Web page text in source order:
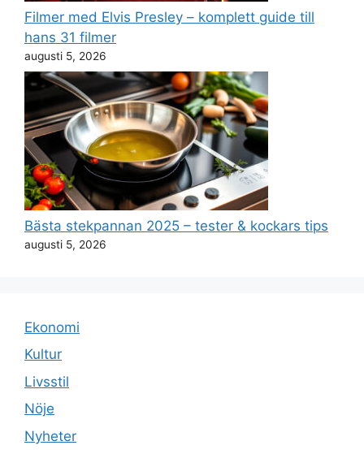
Filmer med Elvis Presley – komplett guide till
hans 31 filmer
augusti 5, 2026
Bästa stekpannan 2025 – tester & kockars tips
augusti 5, 2026
Ekonomi
Kultur
Livsstil
Nöje
Nyheter